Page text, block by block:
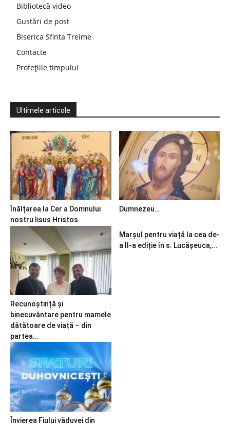
Bibliotecă video
Gustări de post
Biserica Sfinta Treime
Contacte
Profețiile timpului
Ultimele articole
Înălțarea la Cer a Domnului
nostru Iisus Hristos
Dumnezeu…
Recunoștință și
binecuvântare pentru mamele
dătătoare de viață – din
partea...
Marșul pentru viață la cea de-
a II-a ediție în s. Lucășeuca,...
Învierea Fiului văduvei din